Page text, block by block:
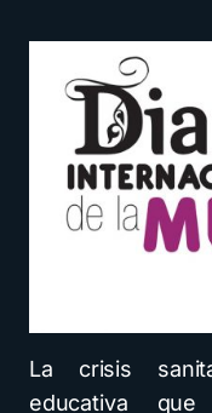
La crisis
educativa